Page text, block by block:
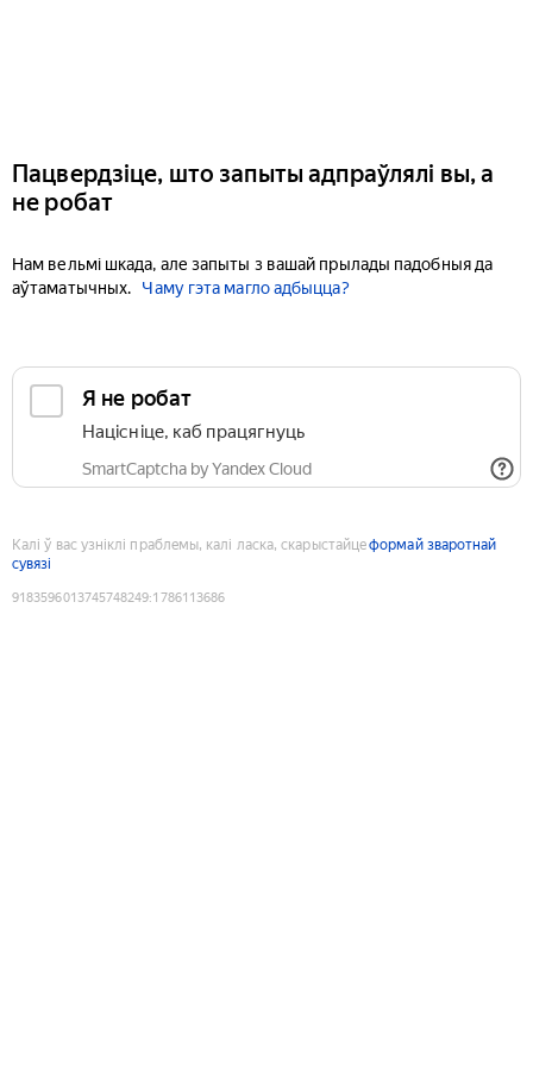
Пацвердзіце, што запыты адпраўлялі вы, а
не робат
Нам вельмі шкада, але запыты з вашай прылады падобныя да
аўтаматычных.
Чаму гэта магло адбыцца?
Я не робат
Націсніце, каб працягнуць
SmartCaptcha by Yandex Cloud
Калі ў вас узніклі праблемы, калі ласка, скарыстайцеформай зваротнай
сувязі
9183596013745748249:1786113686